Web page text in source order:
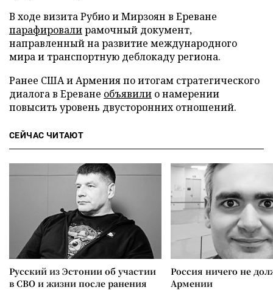
В ходе визита Рубио и Мирзоян в Ереване
парафировалирамочный документ,
направленный на развитие международного
мира и транспортную деблокаду региона.
Ранее США и Армения по итогам стратегического
диалога в Ереване объявили о намерении
повысить уровень двусторонних отношений.
СЕЙЧАС ЧИТАЮТ
Русский из Эстонии об участии
в СВО и жизни после ранения
Россия ничего не
Армении